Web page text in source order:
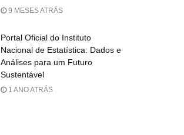
9 MESES ATRÁS
Portal Oficial do Instituto
Nacional de Estatística: Dados e
Análises para um Futuro
Sustentável
1 ANO ATRÁS